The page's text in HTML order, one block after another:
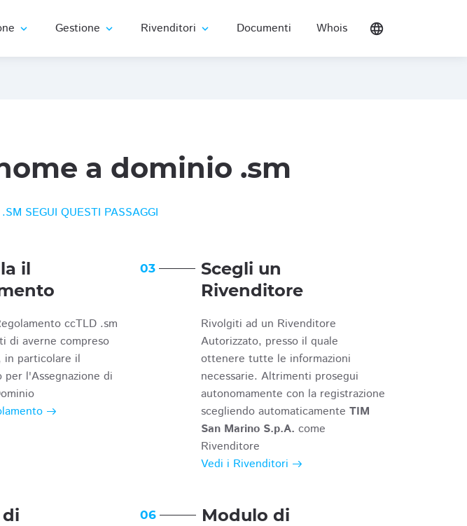
expand_more Gestione expand_more Rivenditori expand_more Documenti Whois language
a dominio .sm
SEGUI QUESTI PASSAGGI
il
ccTLD .sm
di averne compreso
in particolare il
per l'Assegnazione di
03
Scegli un
Rivenditore
Rivolgiti ad un Rivenditore
Autorizzato, presso il quale
ottenere tutte le informazioni
necessarie. Altrimenti prosegui
autonomamente con la registrazione
scegliendo automaticamente TIM
San Marino S.p.A. come
Rivenditore
Vedi i Rivenditori
06
Modulo di